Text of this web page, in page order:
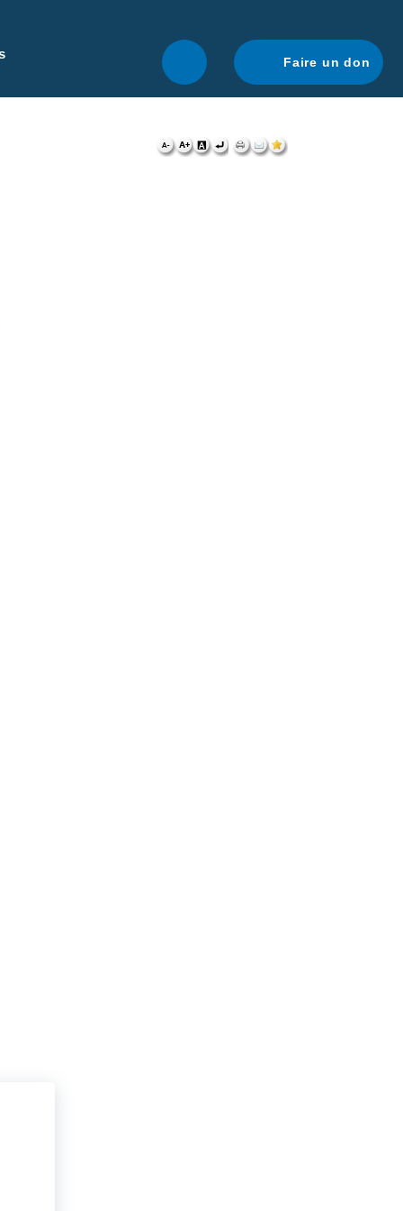
navigation optimale.
Faire un don